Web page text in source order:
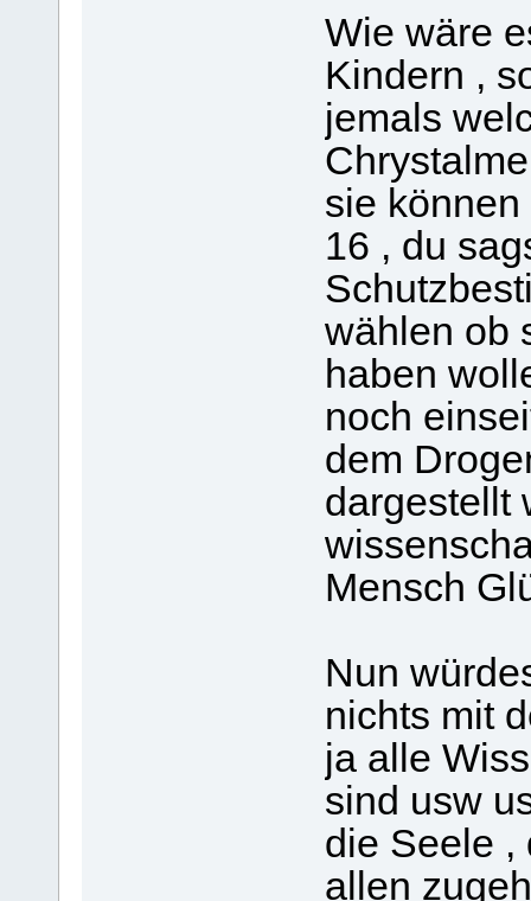
Wie wäre
Kindern ,
jemals
sie
16 , du
wählen ob
haben
noch
dem
dargestellt
Mensch
Nun
nichts mit
ja alle
sind usw
die Seele ,
allen